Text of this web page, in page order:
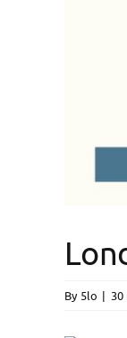
By 5lo | 30